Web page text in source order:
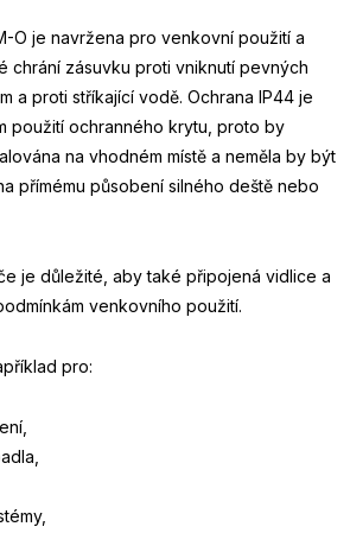
O je navržena pro venkovní použití a
chrání zásuvku proti vniknutí pevných
a proti stříkající vodě. Ochrana IP44 je
použití ochranného krytu, proto by
na vhodném místě a neměla by být
přímému působení silného deště nebo
je důležité, aby také připojená vidlice a
venkovního použití.
pro: